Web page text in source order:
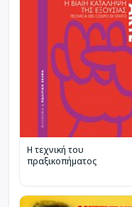
Η τεχνική του
πραξικοπήματος